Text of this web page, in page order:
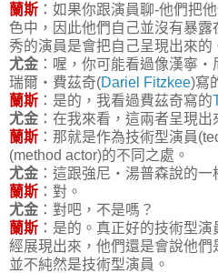
蘭斯 ：如果你跟演員聊-他們把
色中，因此他們自己並沒有暴
秀的演員是會把自己呈現出來的
尤金 ：喔，你可能看過像漢寧‧
瑞爾‧費茲奇(Dariel Fitzkee)寫
蘭斯 ：是的，我看過費茲奇寫的
尤金 ：在我來看，這兩者呈現出
蘭斯 ：那就是作為技術型演員
(method actor)的不同之處。
尤金 ：這跟強尼‧湯普森說的一
蘭斯 ：對。
尤金 ：對吧，不是嗎？
蘭斯 ：是的。真正好的技術型
經展現出來，他們還是會說他
並不純然是技術型演員。